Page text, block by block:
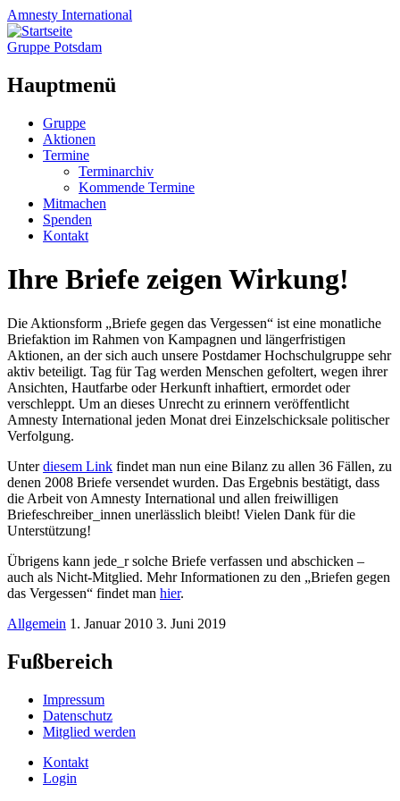
Amnesty International
Gruppe Potsdam
Hauptmenü
Zum
Inhalt
springen
Gruppe
Aktionen
Termine
Terminarchiv
Kommende Termine
Mitmachen
Spenden
Kontakt
Ihre Briefe zeigen Wirkung!
Die Aktionsform „Briefe gegen das Vergessen“ ist eine monatliche
Briefaktion im Rahmen von Kampagnen und längerfristigen
Aktionen, an der sich auch unsere Postdamer Hochschulgruppe sehr
aktiv beteiligt. Tag für Tag werden Menschen gefoltert, wegen ihrer
Ansichten, Hautfarbe oder Herkunft inhaftiert, ermordet oder
verschleppt. Um an dieses Unrecht zu erinnern veröffentlicht
Amnesty International jeden Monat drei Einzelschicksale politischer
Verfolgung.
Unterdiesem Link findet man nun eine Bilanz zu allen 36 Fällen, zu
denen 2008 Briefe versendet wurden. Das Ergebnis bestätigt, dass
die Arbeit von Amnesty International und allen freiwilligen
Briefeschreiber_innen unerlässlich bleibt! Vielen Dank für die
Unterstützung!
Übrigens kann jede_r solche Briefe verfassen und abschicken –
auch als Nicht-Mitglied. Mehr Informationen zu den „Briefen gegen
das Vergessen“ findet man hier.
Allgemein 1. Januar 2010 3. Juni 2019
Fußbereich
Impressum
Datenschutz
Mitglied werden
Kontakt
Login